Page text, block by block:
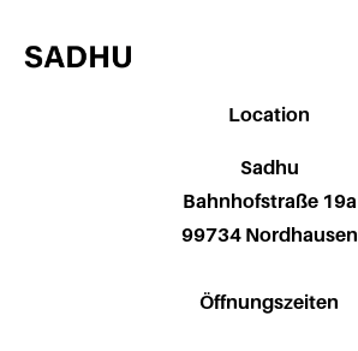
Location
Sadhu
Bahnhofstraße 19a
99734 Nordhausen
Öffnungszeiten